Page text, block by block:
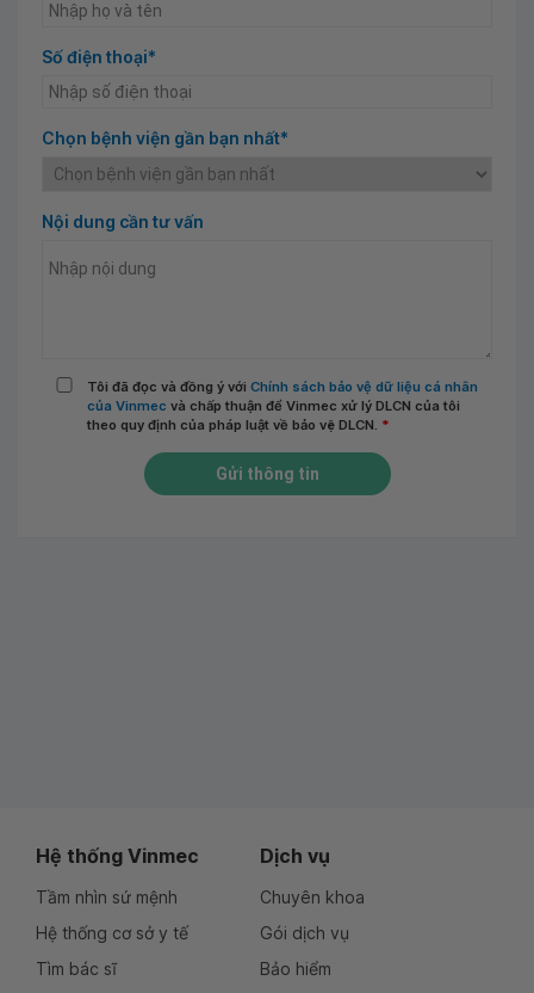
Số điện thoại*
Chọn bệnh viện gần bạn nhất*
Nội dung cần tư vấn
Tôi đã đọc và đồng ý với Chính sách bảo vệ dữ liệu cá nhân
của Vinmec và chấp thuận để Vinmec xử lý DLCN của tôi
theo quy định của pháp luật về bảo vệ DLCN. *
Gửi thông tin
Hệ thống Vinmec
Tầm nhìn sứ mệnh
Hệ thống cơ sở y tế
Tìm bác sĩ
Dịch vụ
Chuyên khoa
Gói dịch vụ
Bảo hiểm